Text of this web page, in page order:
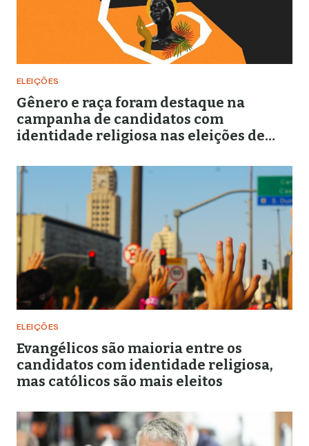
ELEIÇÕES
Gênero e raça foram destaque na
campanha de candidatos com
identidade religiosa nas eleições de
ELEIÇÕES
Evangélicos são maioria entre os
candidatos com identidade religiosa,
mas católicos são mais eleitos